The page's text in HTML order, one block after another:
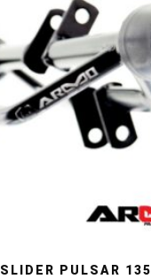
SLIDER PULSAR 135